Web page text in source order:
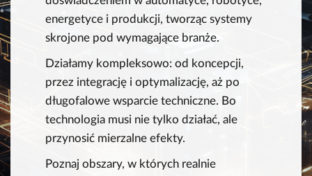
energetyce i produkcji, tworząc systemy
skrojone pod wymagające branże.
Działamy kompleksowo: od koncepcji,
przez integrację i optymalizację, aż po
długofalowe wsparcie techniczne. Bo
technologia musi nie tylko działać, ale
przynosić mierzalne efekty.
Poznaj obszary, w których realnie